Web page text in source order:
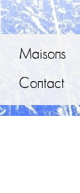
Maisons
Contact